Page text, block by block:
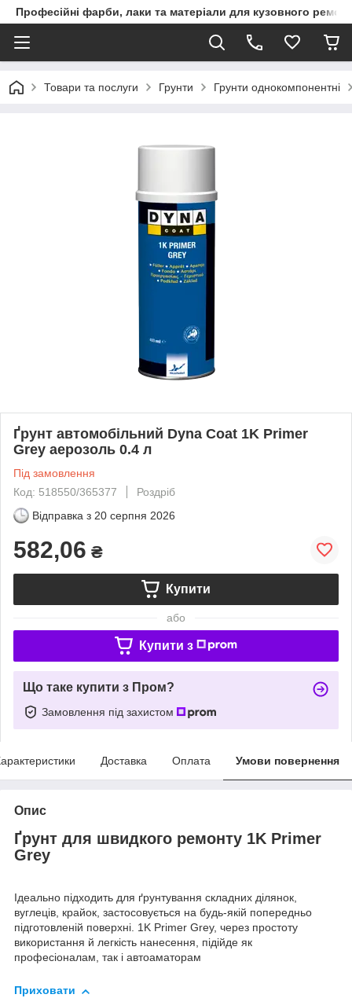
Професійні фарби, лаки та матеріали для кузовного
Товари та послуги Грунти Грунти однокомпонентні
Ґрунт автомобільний Dyna Coat 1K Primer
Grey аерозоль 0.4 л
Під замовлення
Код: 518550/365377
Роздріб
Відправка з 20 серпня 2026
582,06 ₴
Купити
або
Купити з
Що таке купити з Пром?
Замовлення під захистом
Доставка Оплата Умови повернення
Опис
Ґрунт для швидкого ремонту 1K Primer
Grey
Ідеально підходить для ґрунтування складних ділянок,
вуглеців, крайок, застосовується на будь-якій попередньо
підготовленій поверхні. 1K Primer Grey, через простоту
використання й легкість нанесення, підійде як
професіоналам, так і автоаматорам
Приховати